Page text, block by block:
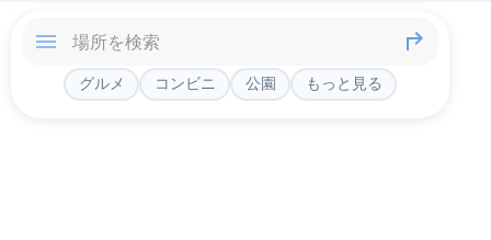
グルメ コンビニ 公園 もっと見る